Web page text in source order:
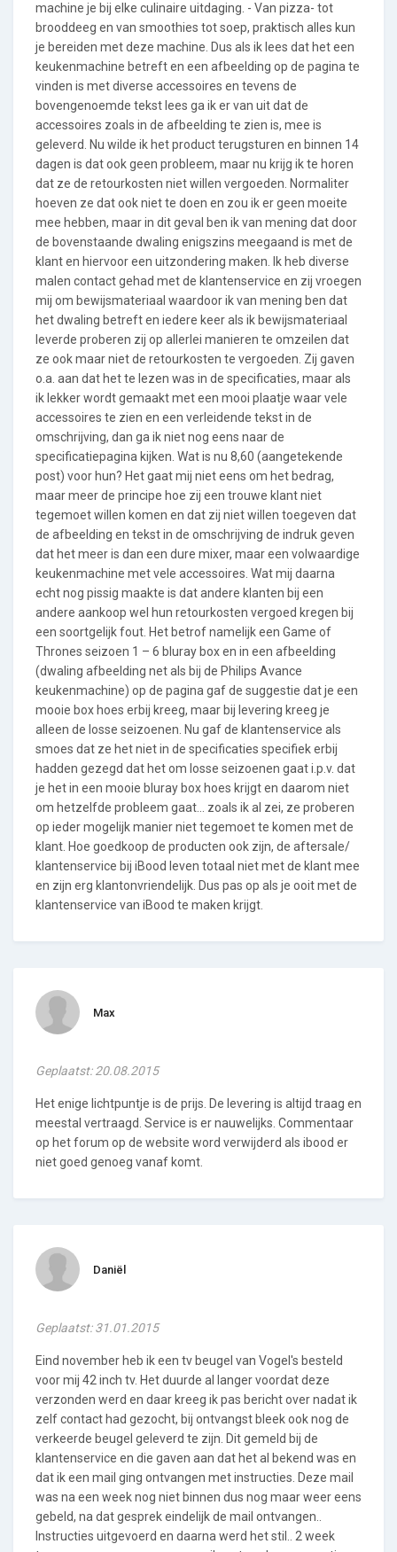
machine je bij elke culinaire uitdaging. - Van pizza- tot
brooddeeg en van smoothies tot soep, praktisch alles kun
je bereiden met deze machine. Dus als ik lees dat het een
keukenmachine betreft en een afbeelding op de pagina te
vinden is met diverse accessoires en tevens de
bovengenoemde tekst lees ga ik er van uit dat de
accessoires zoals in de afbeelding te zien is, mee is
geleverd. Nu wilde ik het product terugsturen en binnen 14
dagen is dat ook geen probleem, maar nu krijg ik te horen
dat ze de retourkosten niet willen vergoeden. Normaliter
hoeven ze dat ook niet te doen en zou ik er geen moeite
mee hebben, maar in dit geval ben ik van mening dat door
de bovenstaande dwaling enigszins meegaand is met de
klant en hiervoor een uitzondering maken. Ik heb diverse
malen contact gehad met de klantenservice en zij vroegen
mij om bewijsmateriaal waardoor ik van mening ben dat
het dwaling betreft en iedere keer als ik bewijsmateriaal
leverde proberen zij op allerlei manieren te omzeilen dat
ze ook maar niet de retourkosten te vergoeden. Zij gaven
o.a. aan dat het te lezen was in de specificaties, maar als
ik lekker wordt gemaakt met een mooi plaatje waar vele
accessoires te zien en een verleidende tekst in de
omschrijving, dan ga ik niet nog eens naar de
specificatiepagina kijken. Wat is nu 8,60 (aangetekende
post) voor hun? Het gaat mij niet eens om het bedrag,
maar meer de principe hoe zij een trouwe klant niet
tegemoet willen komen en dat zij niet willen toegeven dat
de afbeelding en tekst in de omschrijving de indruk geven
dat het meer is dan een dure mixer, maar een volwaardige
keukenmachine met vele accessoires. Wat mij daarna
echt nog pissig maakte is dat andere klanten bij een
andere aankoop wel hun retourkosten vergoed kregen bij
een soortgelijk fout. Het betrof namelijk een Game of
Thrones seizoen 1 – 6 bluray box en in een afbeelding
(dwaling afbeelding net als bij de Philips Avance
keukenmachine) op de pagina gaf de suggestie dat je een
mooie box hoes erbij kreeg, maar bij levering kreeg je
alleen de losse seizoenen. Nu gaf de klantenservice als
smoes dat ze het niet in de specificaties specifiek erbij
hadden gezegd dat het om losse seizoenen gaat i.p.v. dat
je het in een mooie bluray box hoes krijgt en daarom niet
om hetzelfde probleem gaat… zoals ik al zei, ze proberen
op ieder mogelijk manier niet tegemoet te komen met de
klant. Hoe goedkoop de producten ook zijn, de aftersale/
klantenservice bij iBood leven totaal niet met de klant mee
en zijn erg klantonvriendelijk. Dus pas op als je ooit met de
klantenservice van iBood te maken krijgt.
Max
Geplaatst: 20.08.2015
Het enige lichtpuntje is de prijs. De levering is altijd traag en
meestal vertraagd. Service is er nauwelijks. Commentaar
op het forum op de website word verwijderd als ibood er
niet goed genoeg vanaf komt.
Daniël
Geplaatst: 31.01.2015
Eind november heb ik een tv beugel van Vogel's besteld
voor mij 42 inch tv. Het duurde al langer voordat deze
verzonden werd en daar kreeg ik pas bericht over nadat ik
zelf contact had gezocht, bij ontvangst bleek ook nog de
verkeerde beugel geleverd te zijn. Dit gemeld bij de
klantenservice en die gaven aan dat het al bekend was en
dat ik een mail ging ontvangen met instructies. Deze mail
was na een week nog niet binnen dus nog maar weer eens
gebeld, na dat gesprek eindelijk de mail ontvangen..
Instructies uitgevoerd en daarna werd het stil.. 2 week